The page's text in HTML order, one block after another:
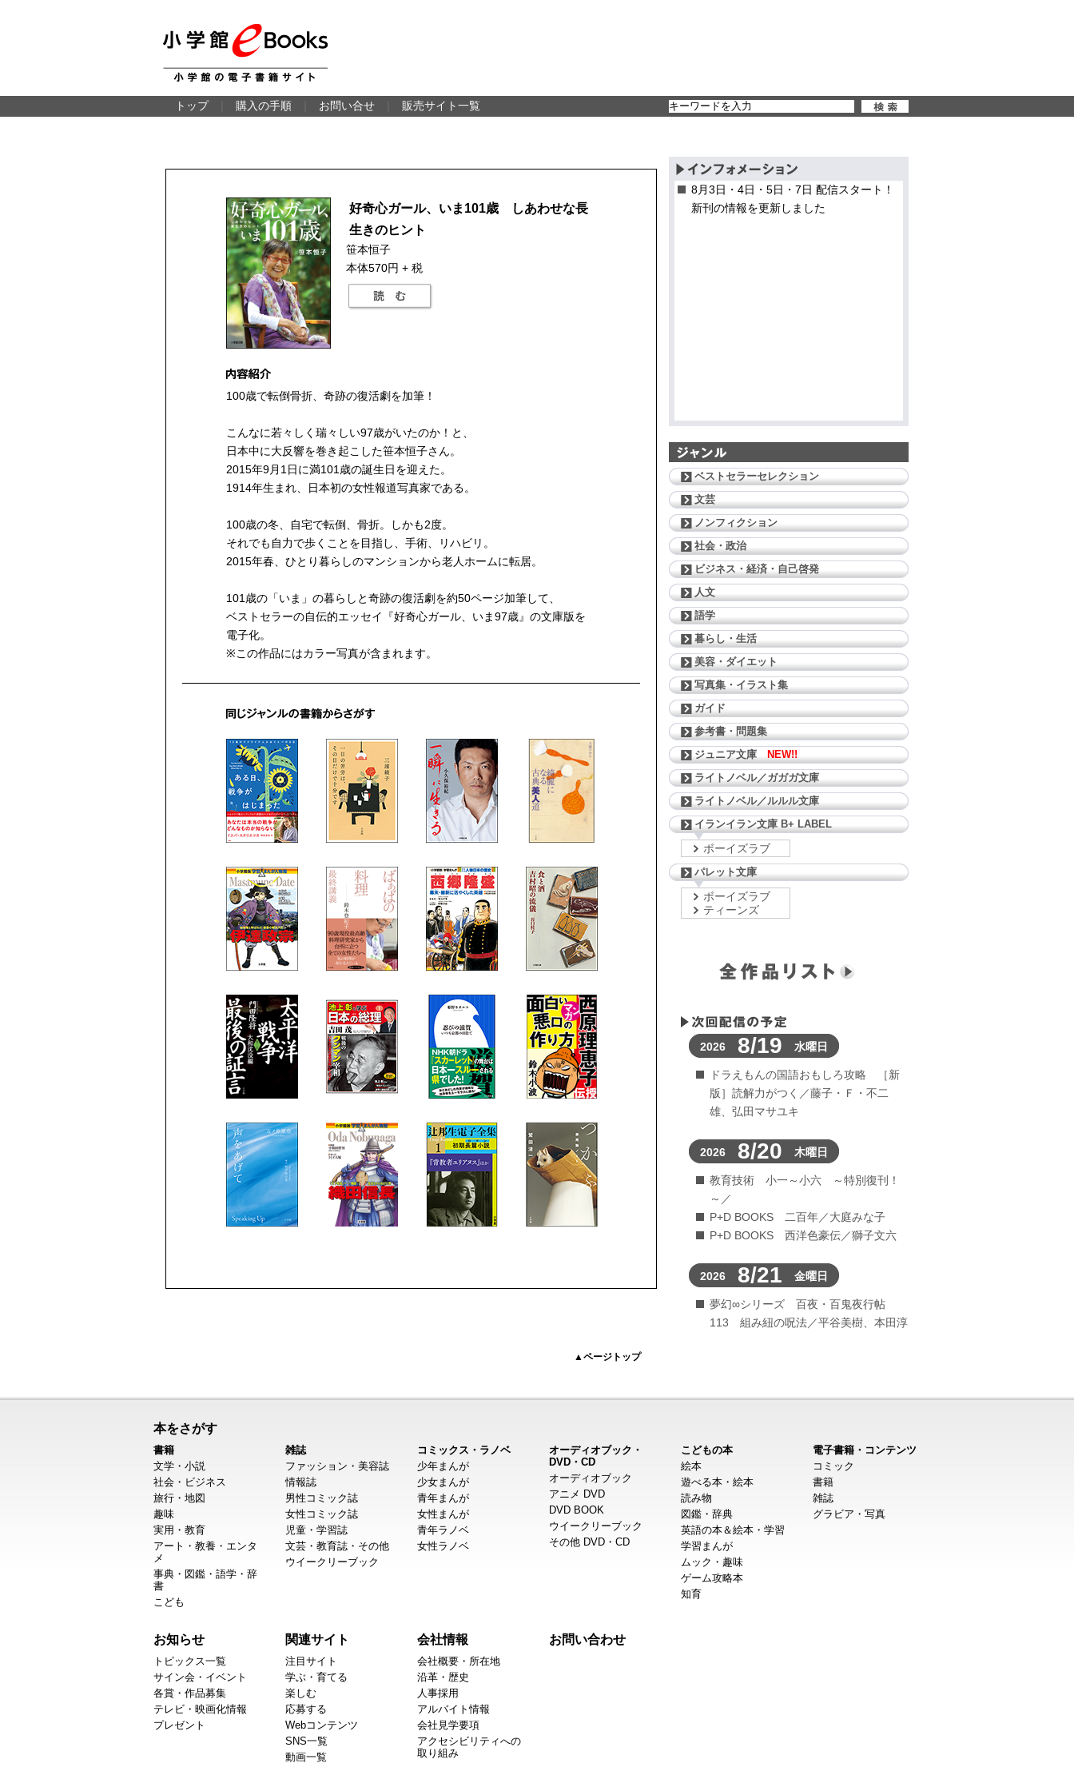
トップ 購入の手順 お問い合せ 販売サイト一覧
好奇心ガール、いま101歳 しあわせな長
生きのヒント
笹本恒子
本体570円 + 税
100歳で転倒骨折、奇跡の復活劇を加筆！
こんなに若々しく瑞々しい97歳がいたのか！と、
日本中に大反響を巻き起こした笹本恒子さん。
2015年9月1日に満101歳の誕生日を迎えた。
1914年生まれ、日本初の女性報道写真家である。
100歳の冬、自宅で転倒、骨折。しかも2度。
それでも自力で歩くことを目指し、手術、リハビリ。
2015年春、ひとり暮らしのマンションから老人ホームに転居。
101歳の「いま」の暮らしと奇跡の復活劇を約50ページ加筆して、
ベストセラーの自伝的エッセイ『好奇心ガール、いま97歳』の文庫版を
電子化。
※この作品にはカラー写真が含まれます。
▲ページトップ
8月3日・4日・5日・7日 配信スタート！
新刊の情報を更新しました
ベストセラーセレクション
文芸
ノンフィクション
社会・政治
ビジネス・経済・自己啓発
人文
語学
暮らし・生活
美容・ダイエット
写真集・イラスト集
ガイド
参考書・問題集
ジュニア文庫
NEW!!
ライトノベル／ガガガ文庫
ライトノベル／ルルル文庫
イランイラン文庫 B+ LABEL
ボーイズラブ
パレット文庫
ボーイズラブ
ティーンズ
2026 8/19 水曜日
ドラえもんの国語おもしろ攻略 ［新
版］読解力がつく／藤子・Ｆ・不二
雄、弘田マサユキ
2026 8/20 木曜日
教育技術 小一～小六 ～特別復刊！
～／
P+D BOOKS 二百年／大庭みな子
P+D BOOKS 西洋色豪伝／獅子文六
2026 8/21 金曜日
夢幻∞シリーズ 百夜・百鬼夜行帖
113 組み紐の呪法／平谷美樹、本田淳
本をさがす
書籍
文学・小説
社会・ビジネス
旅行・地図
趣味
実用・教育
アート・教養・エンタ
メ
事典・図鑑・語学・辞
書
こども
雑誌
ファッション・美容誌
情報誌
男性コミック誌
女性コミック誌
児童・学習誌
文芸・教育誌・その他
ウイークリーブック
コミックス・ラノベ
少年まんが
少女まんが
青年まんが
女性まんが
青年ラノベ
女性ラノベ
オーディオブック・
DVD・CD
オーディオブック
アニメ DVD
DVD BOOK
ウイークリーブック
その他 DVD・CD
こどもの本
絵本
遊べる本・絵本
読み物
図鑑・辞典
英語の本＆絵本・学習
学習まんが
ムック・趣味
ゲーム攻略本
知育
電子書籍・コンテンツ
コミック
書籍
雑誌
グラビア・写真
お知らせ
トピックス一覧
サイン会・イベント
各賞・作品募集
テレビ・映画化情報
プレゼント
関連サイト
注目サイト
学ぶ・育てる
楽しむ
応募する
Webコンテンツ
SNS一覧
動画一覧
会社情報
会社概要・所在地
沿革・歴史
人事採用
アルバイト情報
会社見学要項
アクセシビリティへの
取り組み
お問い合わせ